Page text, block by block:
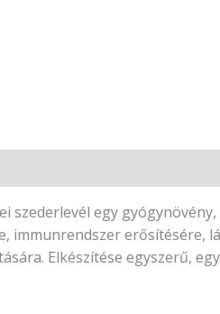
szederlevél egy
immunrendszer erősítésére,
Elkészítése egyszerű,